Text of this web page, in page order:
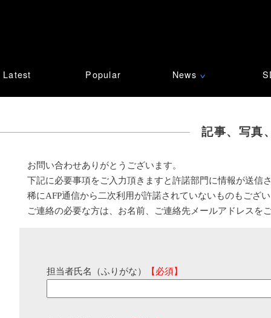
Latest Popular News ∨
記事、写真
お問い合わせありがとうございます。
下記に必要事項をご入力頂きますと許諾部門に情報が送信
稀にAFP通信から二次利用が許諾されていないものもござ
ご連絡の必要な方は、お名前、ご連絡先メールアドレスを
担当者氏名（ふりがな） 【必須】